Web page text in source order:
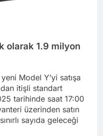
olarak 1.9 milyon
Model Y’yi satışa
itişli standart
tarihinde saat 17:00
üzerinden satın
sayıda geleceği